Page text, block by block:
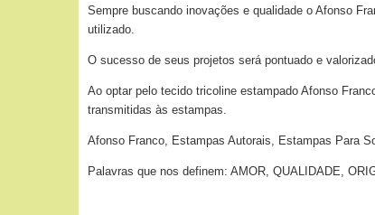
Sempre buscando inovações e qualidade o Afonso
utilizado.
O sucesso de seus projetos será pontuado e
Ao optar pelo tecido tricoline estampado Afonso
transmitidas às estampas.
Afonso Franco, Estampas Autorais, Estampas Para
Palavras que nos definem: AMOR, QUALIDADE,